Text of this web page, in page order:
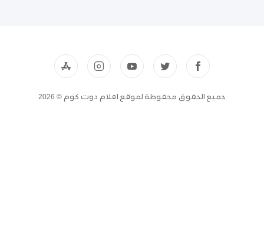
جميع الحقوق محفوظة لموقع افلام دوت كوم © 2026